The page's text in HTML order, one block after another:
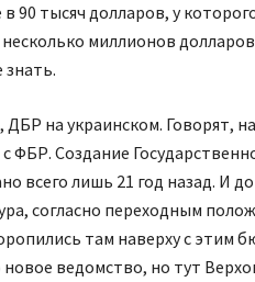
90 тысяч долларов, у
миллионов
знать.
на украинском. Говорят,
ФБР. Создание
всего лишь 21 год назад. И до
согласно переходным
там наверху с этим
новое ведомство, но тут